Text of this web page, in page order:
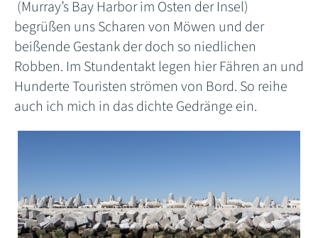
(Murray’s Bay Harbor im Osten der Insel)
begrüßen uns Scharen von Möwen und der
beißende Gestank der doch so niedlichen
Robben. Im Stundentakt legen hier Fähren an und
Hunderte Touristen strömen von Bord. So reihe
auch ich mich in das dichte Gedränge ein.